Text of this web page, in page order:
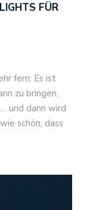
FÜR
fern: Es ist
zu bringen,
und dann wird
schön, dass